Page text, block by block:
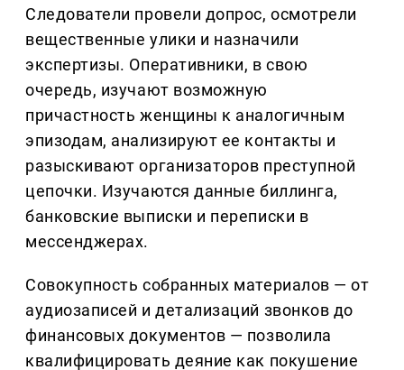
Следователи провели допрос, осмотрели
вещественные улики и назначили
экспертизы. Оперативники, в свою
очередь, изучают возможную
причастность женщины к аналогичным
эпизодам, анализируют ее контакты и
разыскивают организаторов преступной
цепочки. Изучаются данные биллинга,
банковские выписки и переписки в
мессенджерах.
Совокупность собранных материалов — от
аудиозаписей и детализаций звонков до
финансовых документов — позволила
квалифицировать деяние как покушение